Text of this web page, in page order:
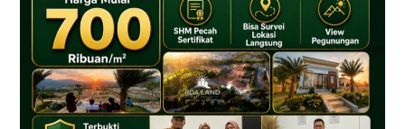
Tanah
700
Ribuan
Puncak